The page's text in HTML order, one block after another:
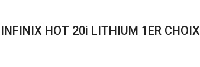
HOT 20i LITHIUM 1ER CHOIX